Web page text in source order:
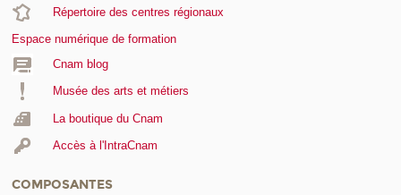
Répertoire des centres régionaux
Espace numérique de formation
Cnam blog
Musée des arts et métiers
La boutique du Cnam
Accès à l'IntraCnam
COMPOSANTES